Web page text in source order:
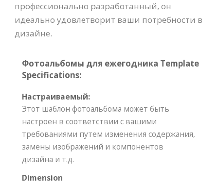
профессионально разработанный, он
идеально удовлетворит ваши потребности в
дизайне.
Фотоальбомы для ежегодника Template
Specifications:
Настраиваемый:
Этот шаблон фотоальбома может быть
настроен в соответствии с вашими
требованиями путем изменения содержания,
замены изображений и компонентов
дизайна и т.д.
Dimension